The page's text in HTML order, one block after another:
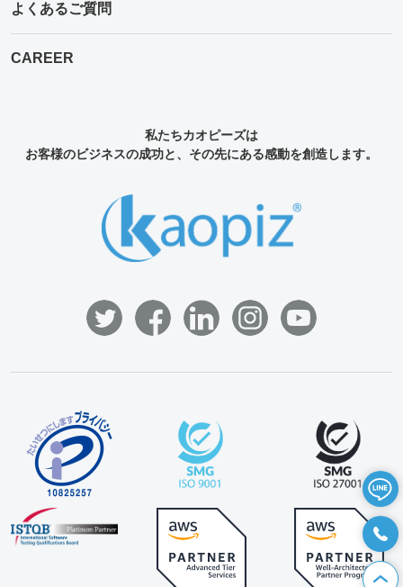
よくあるご質問
CAREER
私たちカオピーズは
お客様のビジネスの成功と、その先にある感動を創造します。